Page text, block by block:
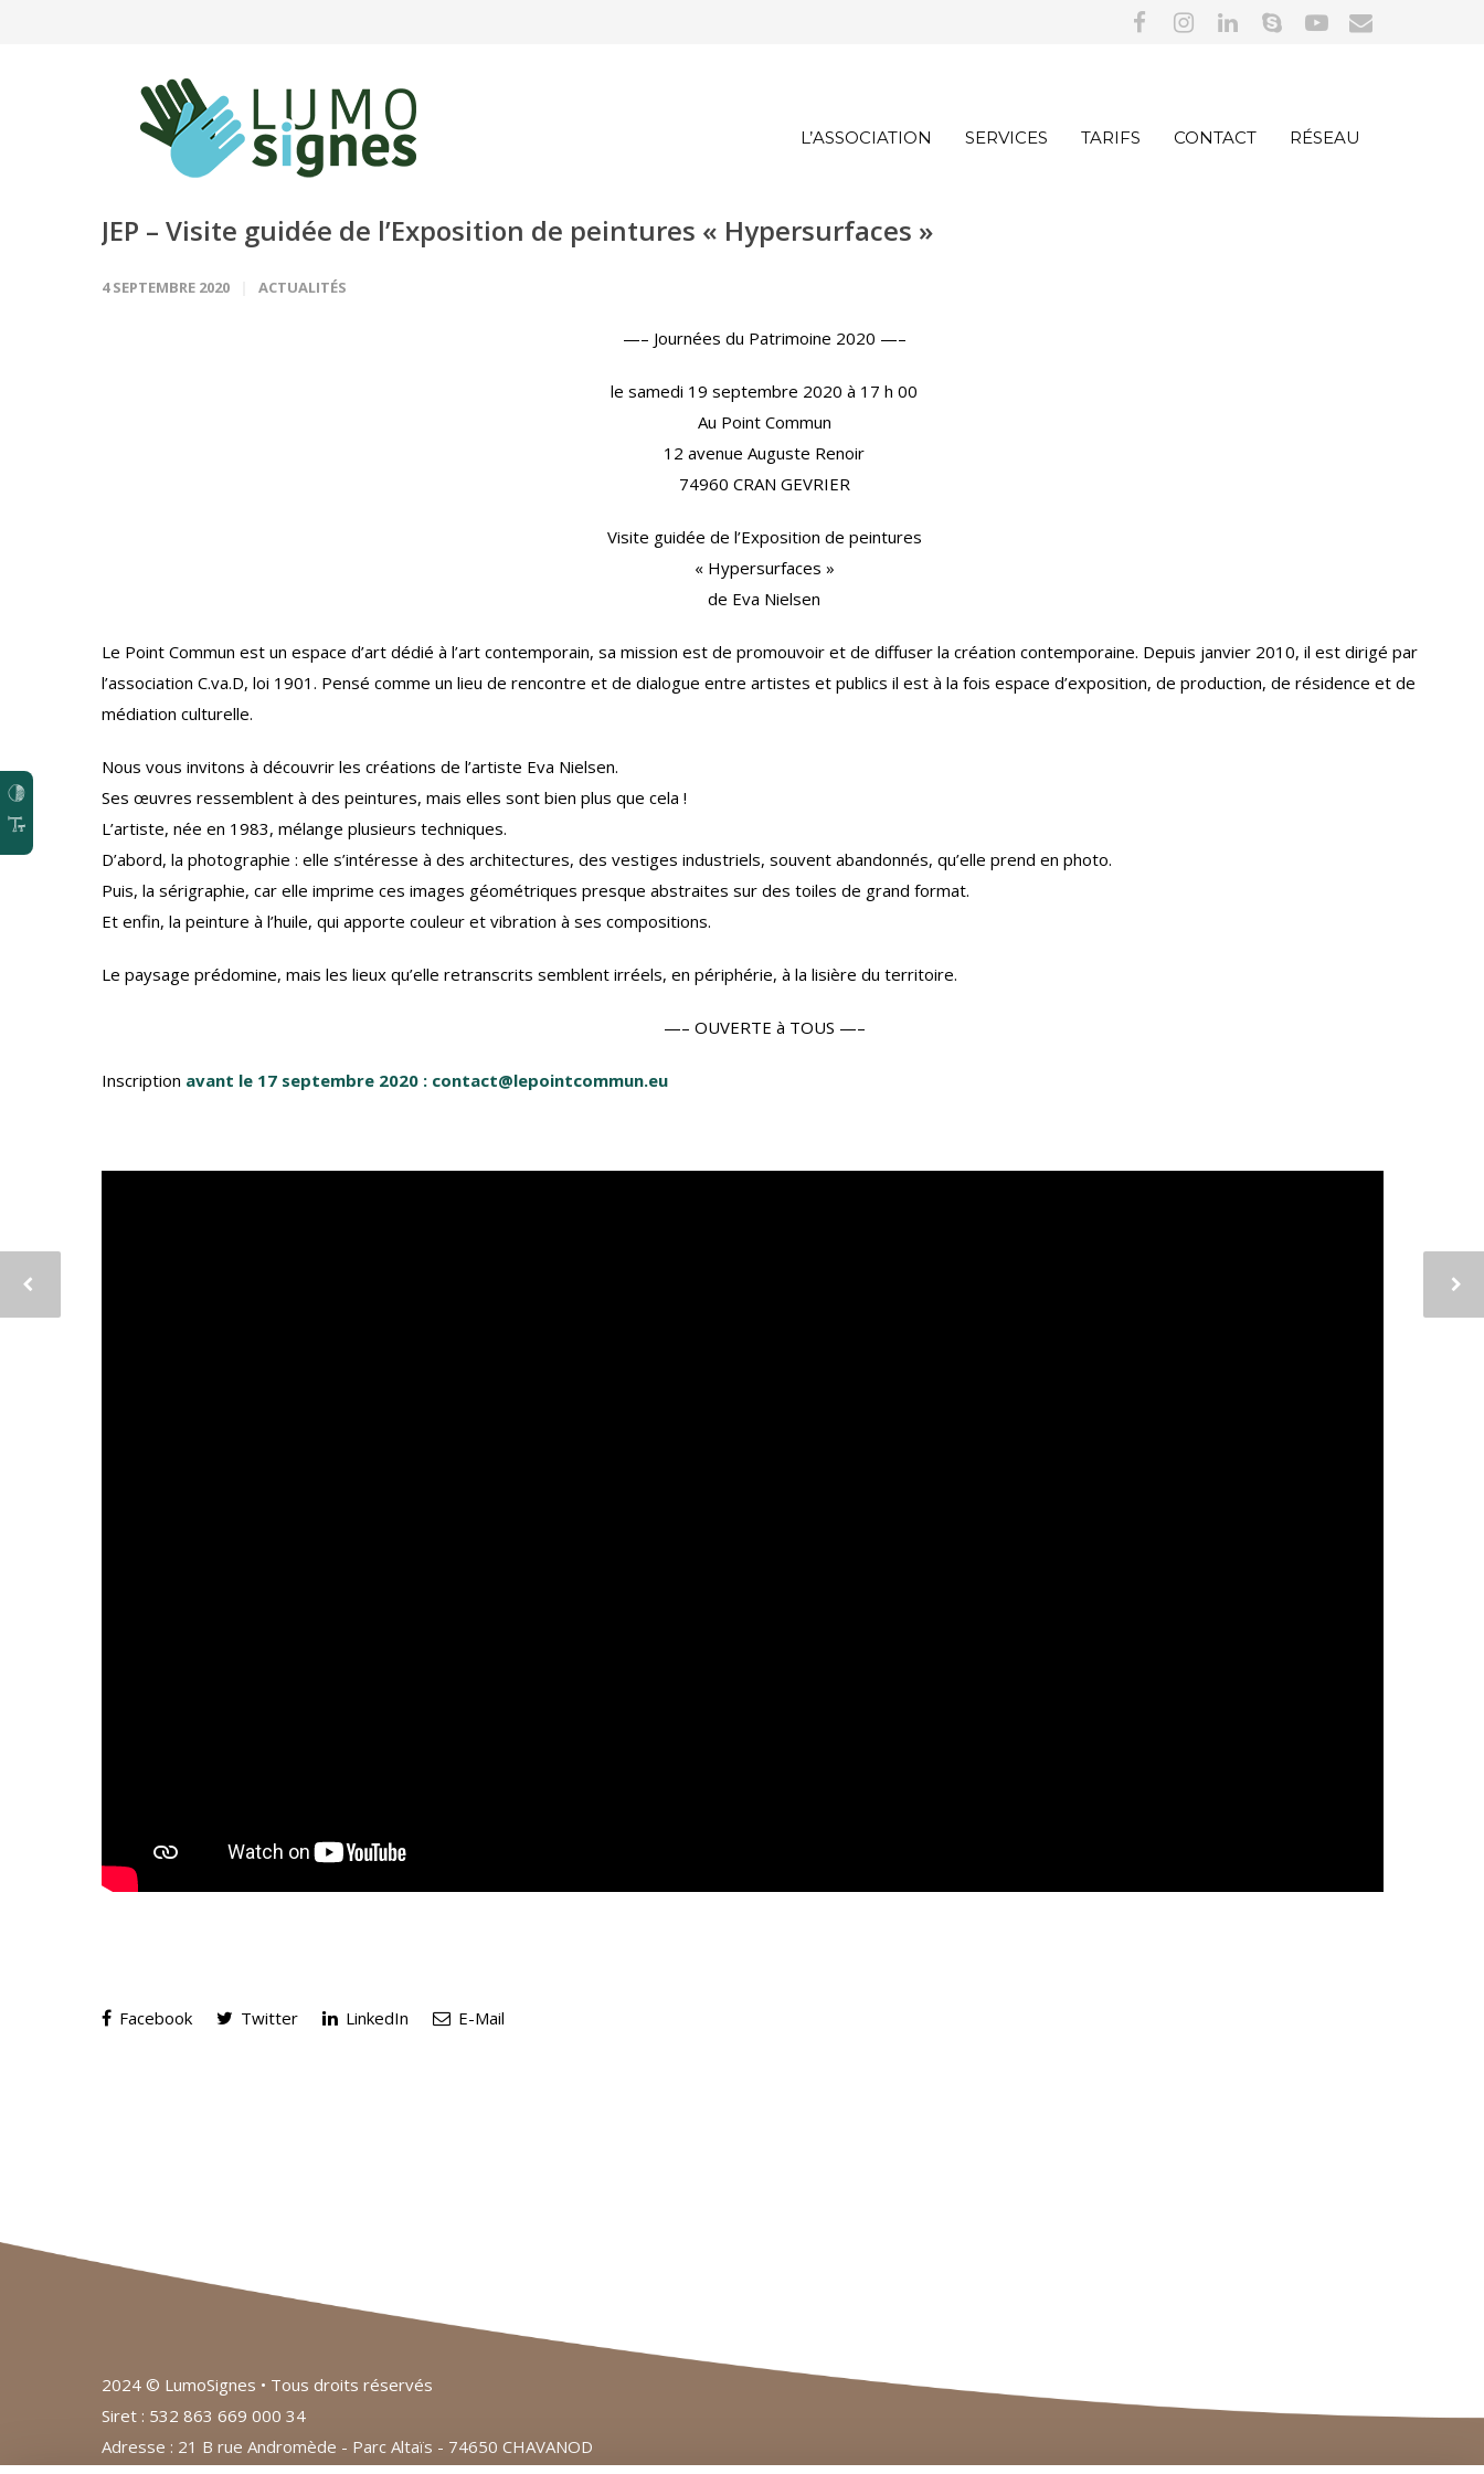
L’ASSOCIATION SERVICES TARIFS CONTACT RÉSEAU
JEP – Visite guidée de l’Exposition de peintures « Hypersurfaces »
4 SEPTEMBRE 2020 ACTUALITÉS
—– Journées du Patrimoine 2020 —–
le samedi 19 septembre 2020 à 17 h 00
Au Point Commun
12 avenue Auguste Renoir
74960 CRAN GEVRIER
Visite guidée de l’Exposition de peintures
« Hypersurfaces »
de Eva Nielsen
Le Point Commun est un espace d’art dédié à l’art contemporain, sa mission est de promouvoir et de diffuser la création contemporaine. Depuis janvier 2010, il est dirigé par
l’association C.va.D, loi 1901. Pensé comme un lieu de rencontre et de dialogue entre artistes et publics il est à la fois espace d’exposition, de production, de résidence et de
médiation culturelle.
Nous vous invitons à découvrir les créations de l’artiste Eva Nielsen.
Ses œuvres ressemblent à des peintures, mais elles sont bien plus que cela !
L’artiste, née en 1983, mélange plusieurs techniques.
D’abord, la photographie : elle s’intéresse à des architectures, des vestiges industriels, souvent abandonnés, qu’elle prend en photo.
Puis, la sérigraphie, car elle imprime ces images géométriques presque abstraites sur des toiles de grand format.
Et enfin, la peinture à l’huile, qui apporte couleur et vibration à ses compositions.
Le paysage prédomine, mais les lieux qu’elle retranscrits semblent irréels, en périphérie, à la lisière du territoire.
—– OUVERTE à TOUS —–
Inscription avant le 17 septembre 2020 : contact@lepointcommun.eu
Facebook Twitter LinkedIn E-Mail
2024 © LumoSignes • Tous droits réservés
Siret : 532 863 669 000 34
Adresse : 21 B rue Andromède - Parc Altaïs - 74650 CHAVANOD